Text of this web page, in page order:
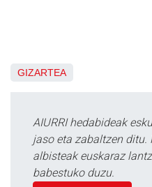
GIZARTEA
AIURRI hedabideak
jaso eta zabaltzen ditu.
albisteak euskaraz
babestuko duzu.